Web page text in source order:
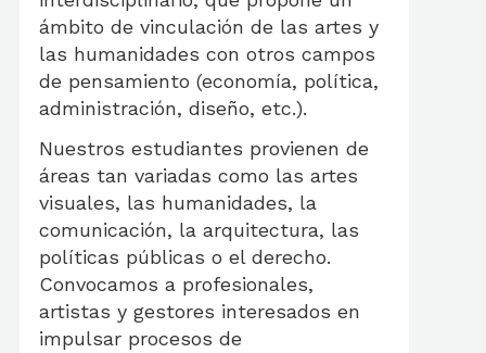
ámbito de vinculación de las artes y
las humanidades con otros campos
de pensamiento (economía, política,
administración, diseño, etc.).
Nuestros estudiantes provienen de
áreas tan variadas como las artes
visuales, las humanidades, la
comunicación, la arquitectura, las
políticas públicas o el derecho.
Convocamos a profesionales,
artistas y gestores interesados en
impulsar procesos de